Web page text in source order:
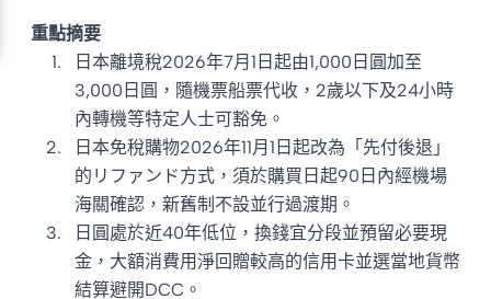
重點摘要
日本離境稅2026年7月1日起由1,000日圓加至
3,000日圓，隨機票船票代收，2歲以下及24小時
內轉機等特定人士可豁免。
日本免稅購物2026年11月1日起改為「先付後退」
的リファンド方式，須於購買日起90日內經機場
海關確認，新舊制不設並行過渡期。
日圓處於近40年低位，換錢宜分段並預留必要現
金，大額消費用淨回贈較高的信用卡並選當地貨幣
結算避開DCC。